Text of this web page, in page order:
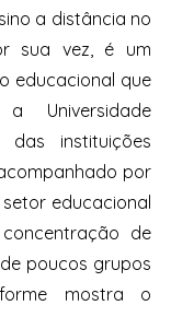
a distância no
sua vez, é um
educacional que
Universidade
das instituições
por
educacional
de
poucos grupos
mostra o